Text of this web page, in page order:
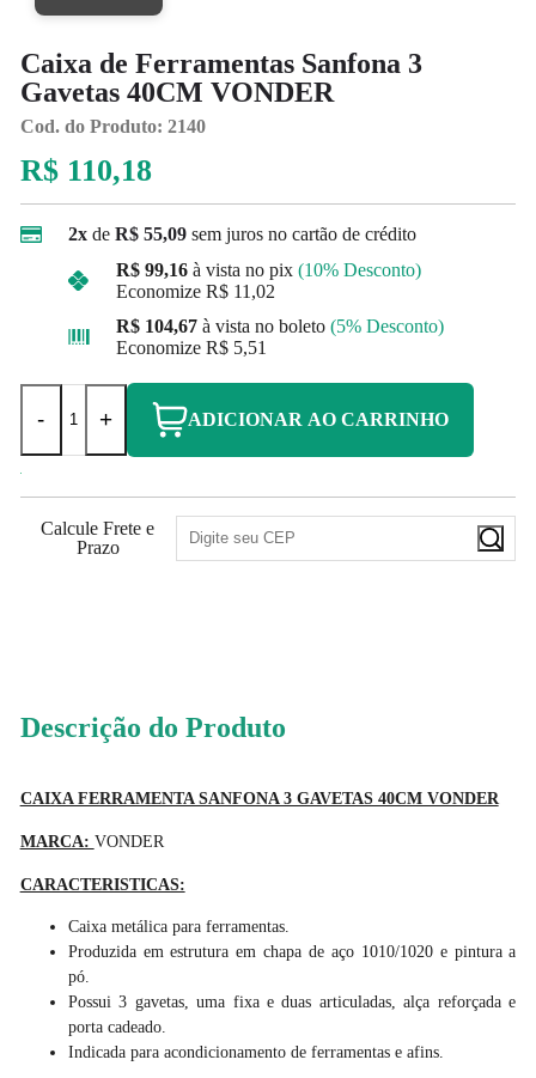
Caixa de Ferramentas Sanfona 3
Gavetas 40CM VONDER
Cod. do Produto: 2140
R$ 110,18
2xde R$ 55,09 sem juros no cartão de crédito
R$ 99,16 à vista no pix (10% Desconto)
Economize R$ 11,02
R$ 104,67 à vista no boleto (5% Desconto)
Economize R$ 5,51
- + ADICIONAR AO CARRINHO
Calcule Frete e
Prazo
Descrição do Produto
CAIXA FERRAMENTA SANFONA 3 GAVETAS 40CM VONDER
MARCA: VONDER
CARACTERISTICAS:
Caixa metálica para ferramentas.
Produzida em estrutura em chapa de aço 1010/1020 e pintura a
pó.
Possui 3 gavetas, uma fixa e duas articuladas, alça reforçada e
porta cadeado.
Indicada para acondicionamento de ferramentas e afins.